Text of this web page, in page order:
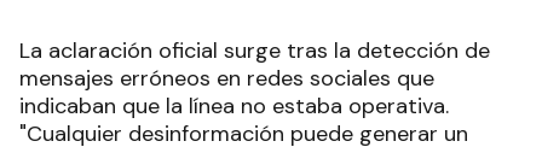
La aclaración oficial surge tras la detección de
mensajes erróneos en redes sociales que
indicaban que la línea no estaba operativa.
"Cualquier desinformación puede generar un